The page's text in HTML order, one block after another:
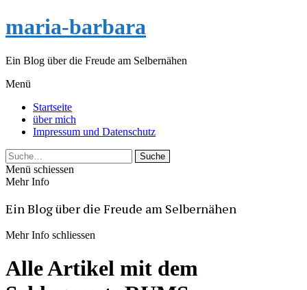
maria-barbara
Ein Blog über die Freude am Selbernähen
Menü
Startseite
über mich
Impressum und Datenschutz
Suche
Menü schiessen
Mehr Info
Ein Blog über die Freude am Selbernähen
Mehr Info schliessen
Alle Artikel mit dem